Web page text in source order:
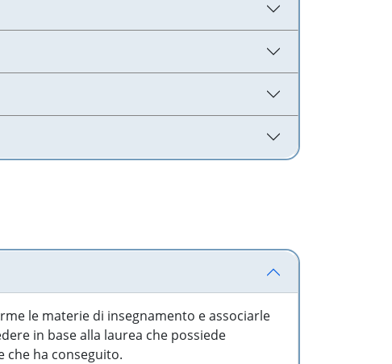
le materie di insegnamento e associarle
in base alla laurea che possiede
che ha conseguito.